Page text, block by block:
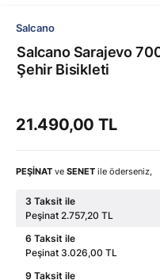
Salcano
Salcano Sarajevo
Şehir Bisikleti
21.490,00 TL
PEŞİNAT ve SENET ile öderseniz,
3 Taksit ile
Peşinat 2.757,20 TL
6 Taksit ile
Peşinat 3.026,00 TL
9 Taksit ile